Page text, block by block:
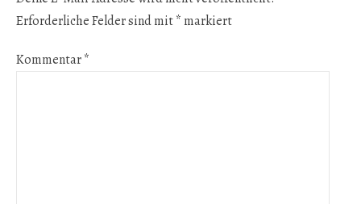
Erforderliche Felder sind mit* markiert
Kommentar*